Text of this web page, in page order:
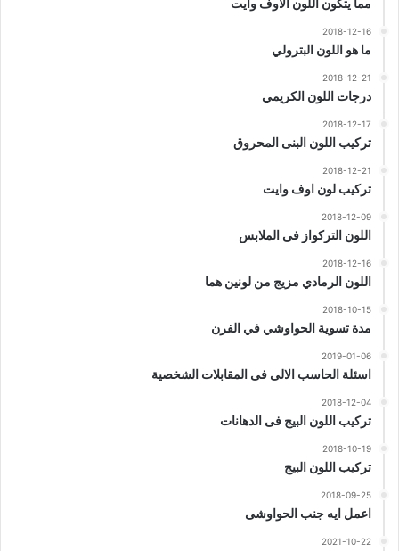
مما يتكون اللون الاوف وايت
2018-12-16
ما هو اللون البترولي
2018-12-21
درجات اللون الكريمي
2018-12-17
تركيب اللون البنى المحروق
2018-12-21
تركيب لون اوف وايت
2018-12-09
اللون التركواز فى الملابس
2018-12-16
اللون الرمادي مزيج من لونين هما
2018-10-15
مدة تسوية الحواوشي في الفرن
2019-01-06
اسئلة الحاسب الالى فى المقابلات الشخصية
2018-12-04
تركيب اللون البيج فى الدهانات
2018-10-19
تركيب اللون البيج
2018-09-25
اعمل ايه جنب الحواوشى
2021-10-22